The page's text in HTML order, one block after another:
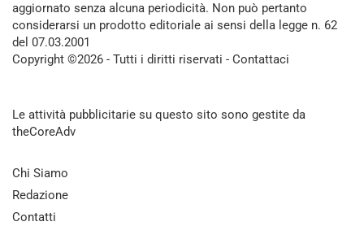
aggiornato senza alcuna periodicità. Non può pertanto
considerarsi un prodotto editoriale ai sensi della legge n. 62
del 07.03.2001
Copyright ©2026 - Tutti i diritti riservati - Contattaci
Le attività pubblicitarie su questo sito sono gestite da
theCoreAdv
Chi Siamo
Redazione
Contatti